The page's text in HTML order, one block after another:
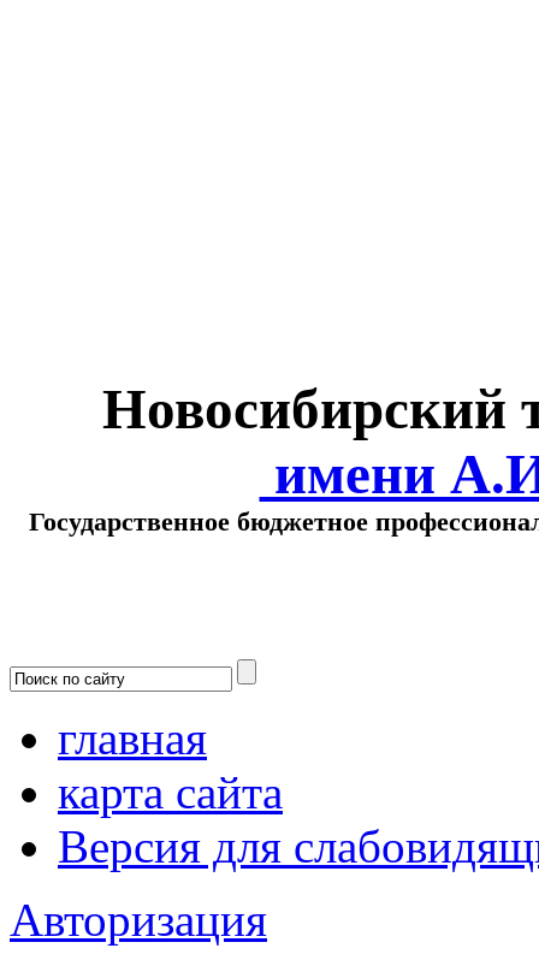
Новосибирский
имени
Государственное бюджетное
главная
карта сайта
Версия для
Авторизация